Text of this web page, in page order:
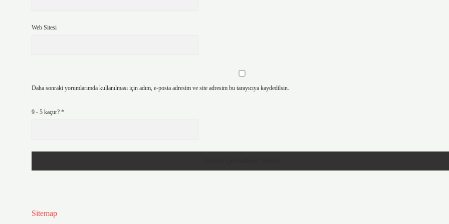
Web Sitesi
Daha sonraki yorumlarımda kullanılması için adım, e-posta adresim ve site adresim bu tarayıcıya kaydedilsin.
9 - 5 kaçtır? *
Sitemap